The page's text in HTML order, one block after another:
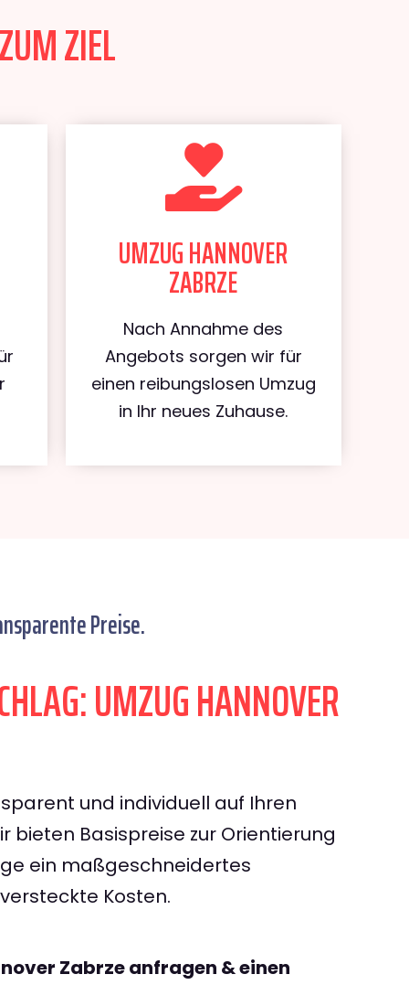
ZIEL
UMZUG HANNOVER
ZABRZE
Nach Annahme des
Angebots sorgen wir für
einen reibungslosen Umzug
in Ihr neues Zuhause.
Preise.
UMZUG HANNOVER
und individuell auf Ihren
bieten Basispreise zur Orientierung
ein maßgeschneidertes
Kosten.
Zabrze anfragen & einen